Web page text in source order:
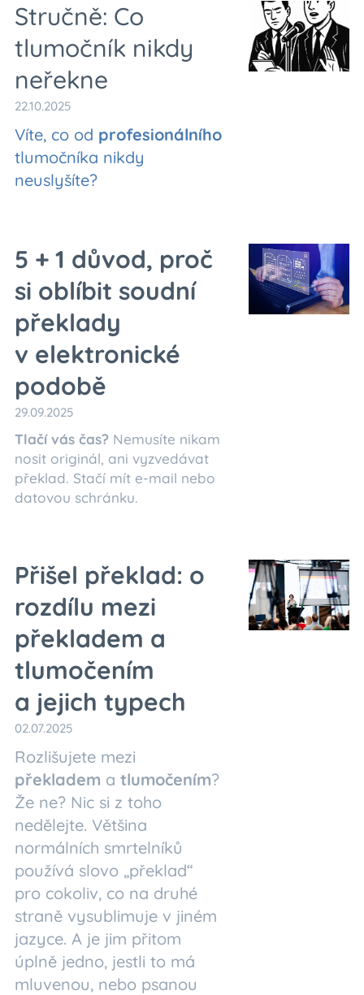
Stručně: Co
tlumočník nikdy
neřekne
22.10.2025
Víte, co od profesionálního
tlumočníka nikdy
neuslyšíte?
5 + 1 důvod, proč
si oblíbit soudní
překlady
v elektronické
podobě
29.09.2025
Tlačí vás čas? Nemusíte nikam
nosit originál, ani vyzvedávat
překlad. Stačí mít e-mail nebo
datovou schránku.
Přišel překlad: o
rozdílu mezi
překladem a
tlumočením
a jejich typech
02.07.2025
Rozlišujete mezi
překladem a tlumočením?
Že ne? Nic si z toho
nedělejte. Většina
normálních smrtelníků
používá slovo „překlad“
pro cokoliv, co na druhé
straně vysublimuje v jiném
jazyce. A je jim přitom
úplně jedno, jestli to má
mluvenou, nebo psanou